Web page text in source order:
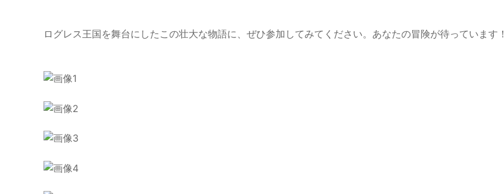
ログレス王国を舞台にしたこの壮大な物語に、ぜひ参加してみてください。あなたの冒険が待っています！